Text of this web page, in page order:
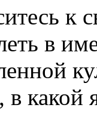
к
в
какой